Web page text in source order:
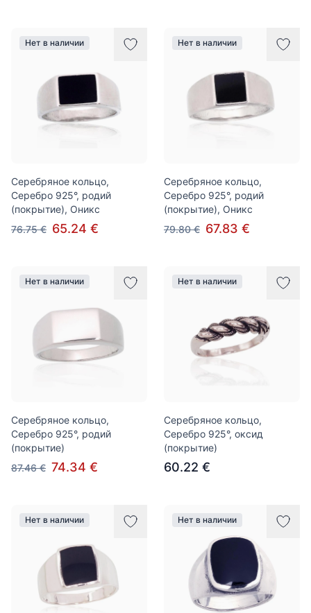
Нет в наличии
Серебряное кольцо,
Серебро 925°, родий
(покрытие), Оникс
76.75 € 65.24 €
Нет в наличии
Серебряное кольцо,
Серебро 925°, родий
(покрытие), Оникс
79.80 € 67.83 €
Нет в наличии
Серебряное кольцо,
Серебро 925°, родий
(покрытие)
87.46 € 74.34 €
Нет в наличии
Серебряное кольцо,
Серебро 925°, оксид
(покрытие)
60.22 €
Нет в наличии Нет в наличии